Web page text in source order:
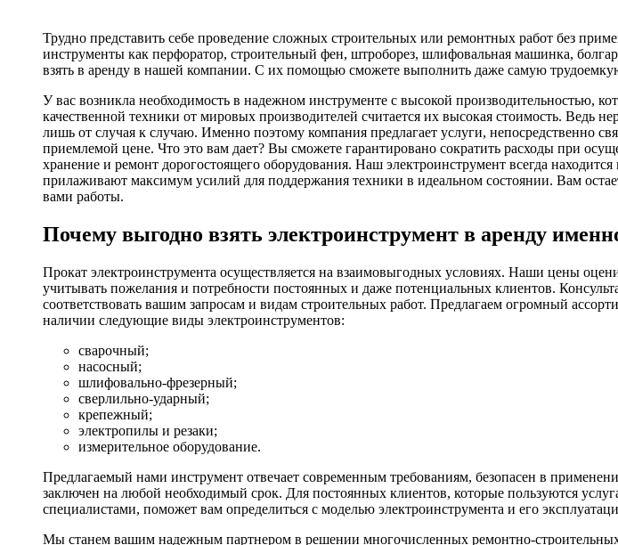
Трудно представить себе проведение сложных строительных или ремонтных работ без
инструменты как перфоратор, строительный фен, штроборез, шлифовальная машинка,
взять в аренду в нашей компании. С их помощью сможете выполнить даже самую
У вас возникла необходимость в надежном инструменте с высокой производительностью,
качественной техники от мировых производителей считается их высокая стоимость. Ведь
лишь от случая к случаю. Именно поэтому компания предлагает услуги, непосредственно
приемлемой цене. Что это вам дает? Вы сможете гарантировано сократить расходы при
хранение и ремонт дорогостоящего оборудования. Наш электроинструмент всегда
прилаживают максимум усилий для поддержания техники в идеальном состоянии. Вам
вами работы.
Почему выгодно взять электроинструмент в аренду
Прокат электроинструмента осуществляется на взаимовыгодных условиях. Наши цены
учитывать пожелания и потребности постоянных и даже потенциальных клиентов.
соответствовать вашим запросам и видам строительных работ. Предлагаем огромный
наличии следующие виды электроинструментов:
сварочный;
насосный;
шлифовально-фрезерный;
сверлильно-ударный;
крепежный;
электропилы и резаки;
измерительное оборудование.
Предлагаемый нами инструмент отвечает современным требованиям, безопасен в
заключен на любой необходимый срок. Для постоянных клиентов, которые пользуются
специалистами, поможет вам определиться с моделью электроинструмента и его
Мы станем вашим надежным партнером в решении многочисленных ремонтно-